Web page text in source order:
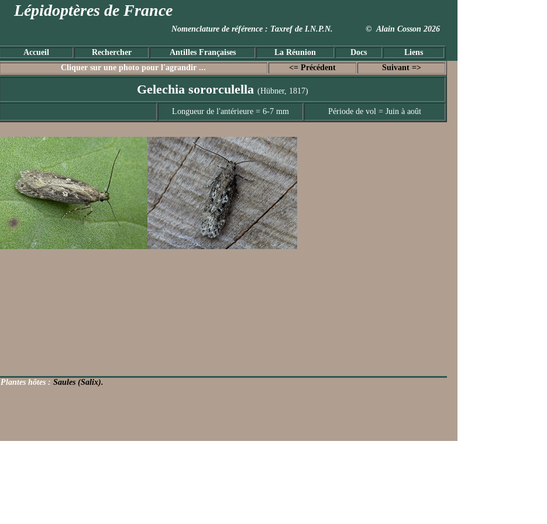
Lépidoptères de France
Nomenclature de référence : Taxref de I.N.P.N. © Alain Cosson 2026
Accueil Rechercher Antilles Françaises La Réunion Docs Liens
Cliquer sur une photo pour l'agrandir ... <= Précédent Suivant =>
Gelechia sororculella (Hübner, 1817)
Longueur de l'antérieure = 6-7 mm Période de vol = Juin à août
Plantes hôtes : Saules (Salix).